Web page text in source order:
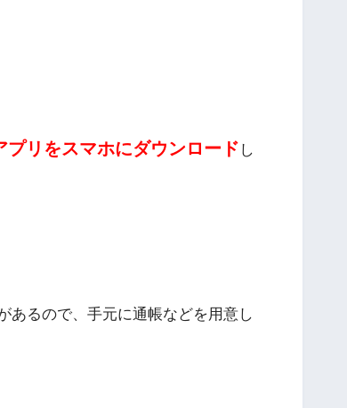
プリをスマホにダウンロード し
あるので、手元に通帳などを用意し